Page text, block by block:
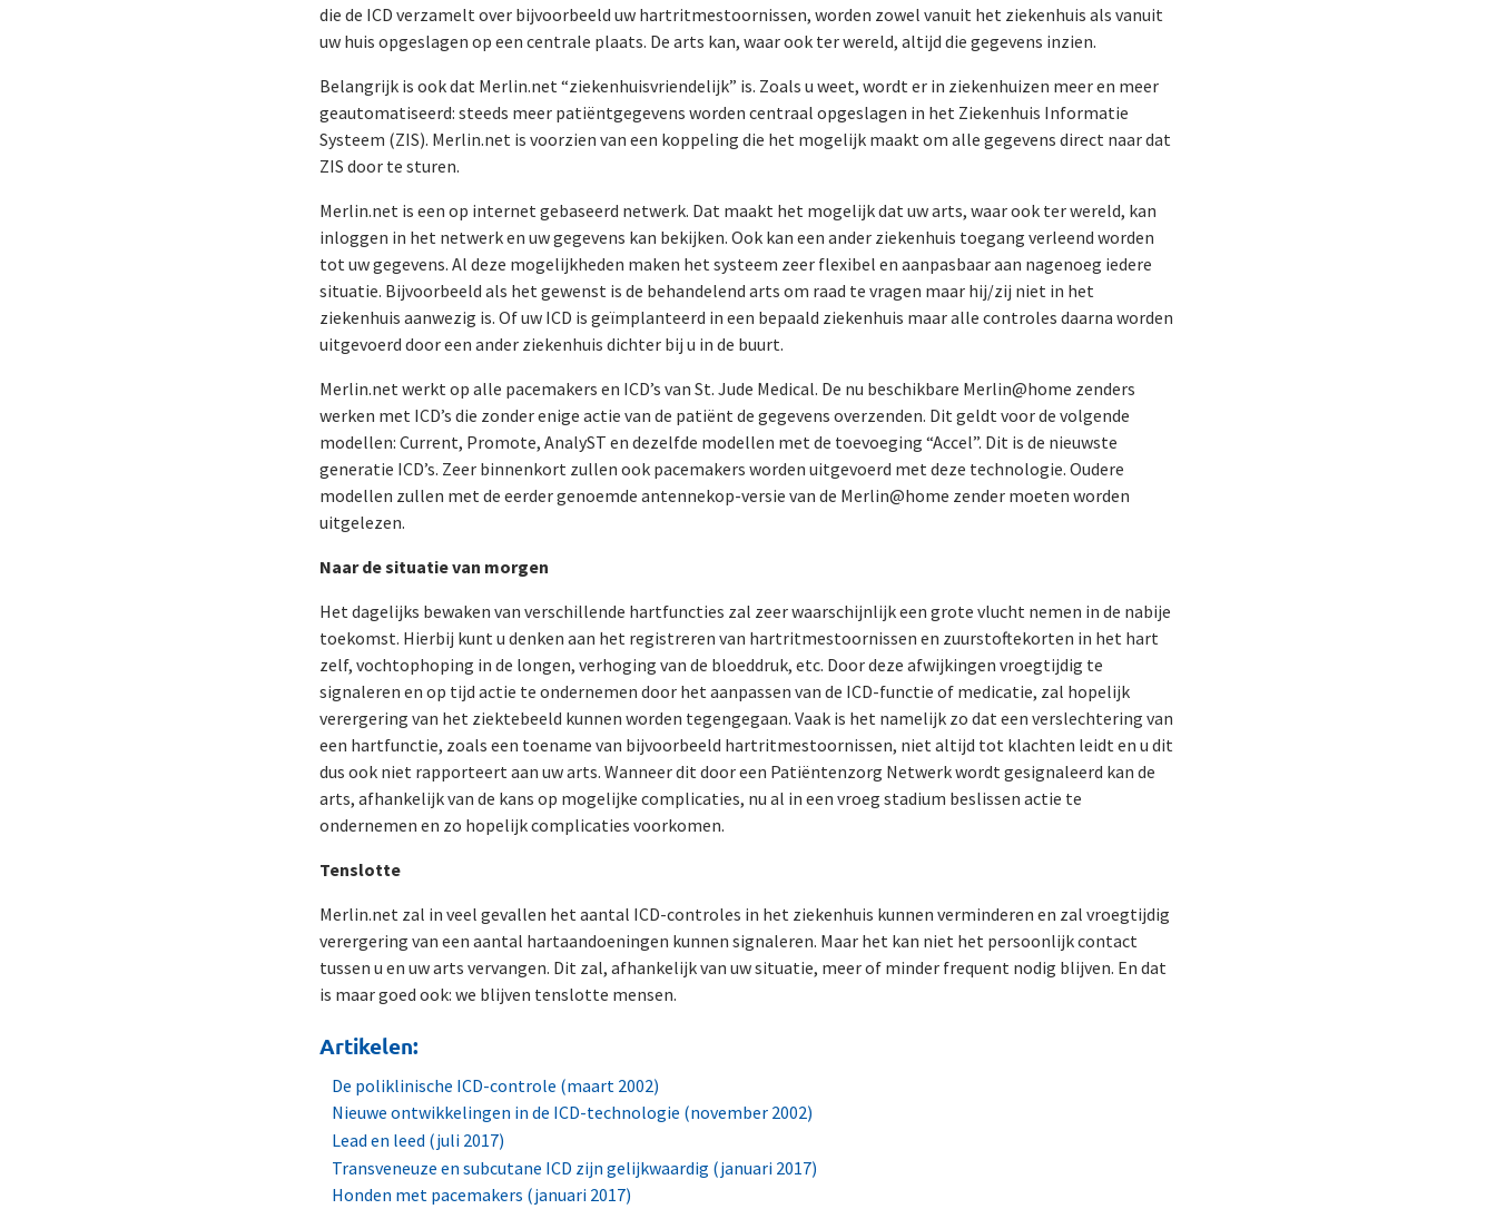
die de ICD verzamelt over bijvoorbeeld uw hartritmestoornissen, worden zowel vanuit het ziekenhuis als vanuit
uw huis opgeslagen op een centrale plaats. De arts kan, waar ook ter wereld, altijd die gegevens inzien.
Belangrijk is ook dat Merlin.net “ziekenhuisvriendelijk” is. Zoals u weet, wordt er in ziekenhuizen meer en meer
geautomatiseerd: steeds meer patiëntgegevens worden centraal opgeslagen in het Ziekenhuis Informatie
Systeem (ZIS). Merlin.net is voorzien van een koppeling die het mogelijk maakt om alle gegevens direct naar dat
ZIS door te sturen.
Merlin.net is een op internet gebaseerd netwerk. Dat maakt het mogelijk dat uw arts, waar ook ter wereld, kan
inloggen in het netwerk en uw gegevens kan bekijken. Ook kan een ander ziekenhuis toegang verleend worden
tot uw gegevens. Al deze mogelijkheden maken het systeem zeer flexibel en aanpasbaar aan nagenoeg iedere
situatie. Bijvoorbeeld als het gewenst is de behandelend arts om raad te vragen maar hij/zij niet in het
ziekenhuis aanwezig is. Of uw ICD is geïmplanteerd in een bepaald ziekenhuis maar alle controles daarna worden
uitgevoerd door een ander ziekenhuis dichter bij u in de buurt.
Merlin.net werkt op alle pacemakers en ICD’s van St. Jude Medical. De nu beschikbare Merlin@home zenders
werken met ICD’s die zonder enige actie van de patiënt de gegevens overzenden. Dit geldt voor de volgende
modellen: Current, Promote, AnalyST en dezelfde modellen met de toevoeging “Accel”. Dit is de nieuwste
generatie ICD’s. Zeer binnenkort zullen ook pacemakers worden uitgevoerd met deze technologie. Oudere
modellen zullen met de eerder genoemde antennekop-versie van de Merlin@home zender moeten worden
uitgelezen.
Naar de situatie van morgen
Het dagelijks bewaken van verschillende hartfuncties zal zeer waarschijnlijk een grote vlucht nemen in de nabije
toekomst. Hierbij kunt u denken aan het registreren van hartritmestoornissen en zuurstoftekorten in het hart
zelf, vochtophoping in de longen, verhoging van de bloeddruk, etc. Door deze afwijkingen vroegtijdig te
signaleren en op tijd actie te ondernemen door het aanpassen van de ICD-functie of medicatie, zal hopelijk
verergering van het ziektebeeld kunnen worden tegengegaan. Vaak is het namelijk zo dat een verslechtering van
een hartfunctie, zoals een toename van bijvoorbeeld hartritmestoornissen, niet altijd tot klachten leidt en u dit
dus ook niet rapporteert aan uw arts. Wanneer dit door een Patiëntenzorg Netwerk wordt gesignaleerd kan de
arts, afhankelijk van de kans op mogelijke complicaties, nu al in een vroeg stadium beslissen actie te
ondernemen en zo hopelijk complicaties voorkomen.
Tenslotte
Merlin.net zal in veel gevallen het aantal ICD-controles in het ziekenhuis kunnen verminderen en zal vroegtijdig
verergering van een aantal hartaandoeningen kunnen signaleren. Maar het kan niet het persoonlijk contact
tussen u en uw arts vervangen. Dit zal, afhankelijk van uw situatie, meer of minder frequent nodig blijven. En dat
is maar goed ook: we blijven tenslotte mensen.
Artikelen:
De poliklinische ICD-controle (maart 2002)
Nieuwe ontwikkelingen in de ICD-technologie (november 2002)
Lead en leed (juli 2017)
Transveneuze en subcutane ICD zijn gelijkwaardig (januari 2017)
Honden met pacemakers (januari 2017)